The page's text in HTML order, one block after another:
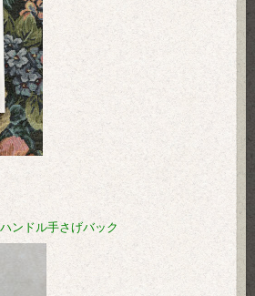
ドル手さげバック